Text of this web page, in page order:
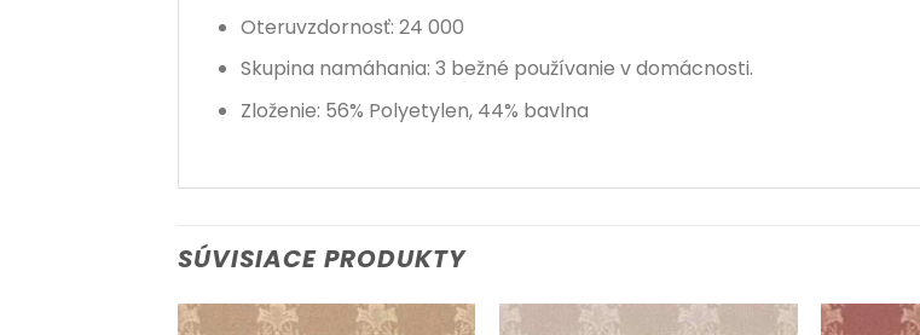
Oteruvzdornosť: 24 000
Skupina namáhania: 3 bežné používanie v domácnosti.
Zloženie: 56% Polyetylen, 44% bavlna
SÚVISIACE PRODUKTY